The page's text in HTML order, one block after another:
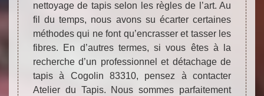
nettoyage de tapis selon les règles de l’art. Au
fil du temps, nous avons su écarter certaines
méthodes qui ne font qu’encrasser et tasser les
fibres. En d’autres termes, si vous êtes à la
recherche d’un professionnel et détachage de
tapis à Cogolin 83310, pensez à contacter
Atelier du Tapis. Nous sommes parfaitement